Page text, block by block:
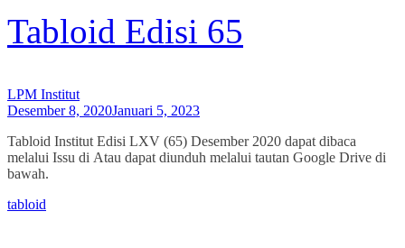
Tabloid Edisi 65
LPM Institut
Desember 8, 2020Januari 5, 2023
Tabloid Institut Edisi LXV (65) Desember 2020 dapat dibaca
melalui Issu di Atau dapat diunduh melalui tautan Google Drive di
bawah.
tabloid